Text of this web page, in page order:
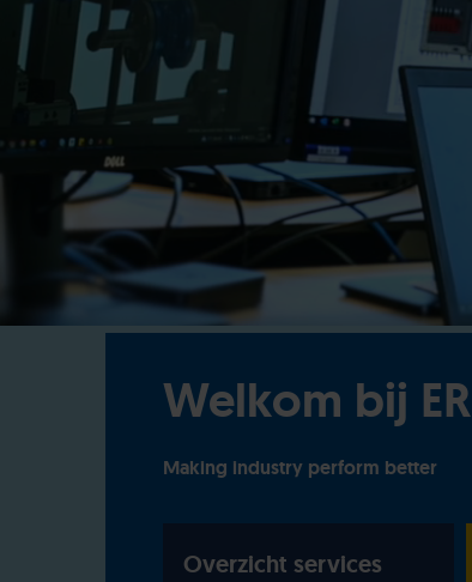
Welkom bij
Making industry perform better
Overzicht services